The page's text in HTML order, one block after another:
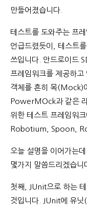
만들어졌습니다.
테스트를 도와주는 프
언급드렸듯이, 테스트
쓰입니다. 안드로이드
프레임워크를 제공하고
객체를 흔히 목(Mock)
PowerMOck과 같은
위한 테스트 프레임워
Robotium, Spoon,
오늘 설명을 이어가는
몇가지 말씀드리겠습니
첫째, JUnit으로 하는
것입니다. JUnit에 유